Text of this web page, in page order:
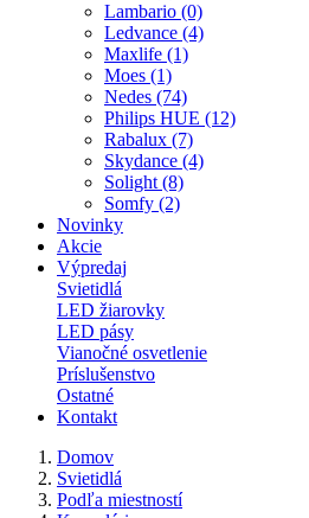
Lambario (0)
Ledvance (4)
Maxlife (1)
Moes (1)
Nedes (74)
Philips HUE (12)
Rabalux (7)
Skydance (4)
Solight (8)
Somfy (2)
Novinky
Akcie
Výpredaj
Svietidlá
LED žiarovky
LED pásy
Vianočné osvetlenie
Príslušenstvo
Ostatné
Kontakt
Domov
Svietidlá
Podľa miestností